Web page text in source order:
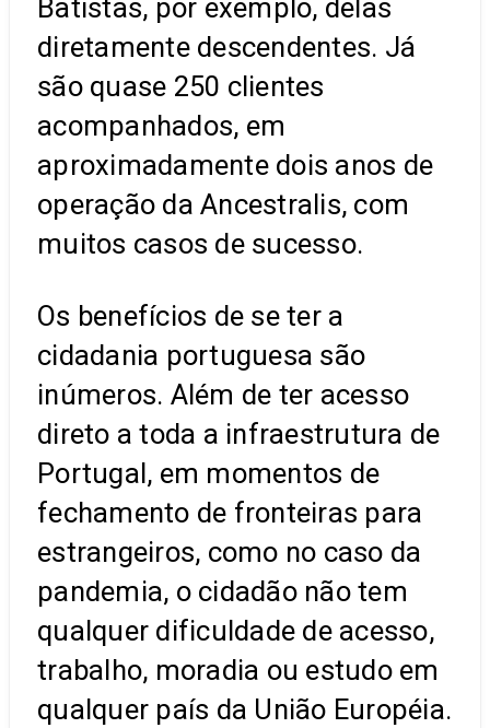
Batistas, por exemplo, delas
diretamente descendentes. Já
são quase 250 clientes
acompanhados, em
aproximadamente dois anos de
operação da Ancestralis, com
muitos casos de sucesso.
Os benefícios de se ter a
cidadania portuguesa são
inúmeros. Além de ter acesso
direto a toda a infraestrutura de
Portugal, em momentos de
fechamento de fronteiras para
estrangeiros, como no caso da
pandemia, o cidadão não tem
qualquer dificuldade de acesso,
trabalho, moradia ou estudo em
qualquer país da União Européia.